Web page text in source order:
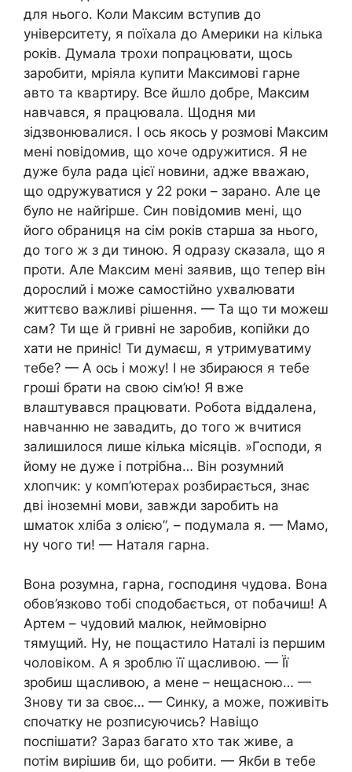
для нього. Коли Максим вступив до
університету, я поїхала до Америки на кілька
років. Думала трохи попрацювати, щось
заробити, мріяла купити Максимові гарне
авто та квартиру. Все йшло добре, Максим
навчався, я працювала. Щодня ми
зідзвонювалися. І ось якось у розмові Максим
мені nовідомив, що хоче одружитися. Я не
дуже була рада цієї новини, адже вважаю,
що одружуватися у 22 роки – зарано. Але це
було не найrірше. Син повідомив мені, що
його обраниця на сім років старша за нього,
до того ж з ди тиною. Я одразу сказала, що я
проти. Але Максим мені заявив, що тепер він
дорослий і може самостійно ухвалювати
життєво важливі рішення. — Та що ти можеш
сам? Ти ще й гривні не заробив, копійки до
хати не приніс! Ти думаєш, я утримуватиму
тебе? — А ось і можу! І не збираюся я тебе
гроші брати на свою сім’ю! Я вже
влаштувався працювати. Робота віддалена,
навчанню не завадить, до того ж вчитися
залишилося лише кілька місяців. »Господи, я
йому не дуже і потрібна… Він розумний
хлопчик: у комп’ютерах розбирається, знає
дві іноземні мови, завжди заробить на
шматок хліба з олією”, – подумала я. — Мамо,
ну чого ти! — Наталя гарна.
Вона розумна, гарна, господиня чудова. Вона
обов’язково тобі сподобається, от побачиш! А
Артем – чудовий малюк, неймовірно
тямущий. Ну, не пощастило Наталі із першим
чоловіком. А я зроблю її щасливою. — Її
зробиш щасливою, а мене – нещасною… —
Знову ти за своє… — Синку, а може, поживіть
спочатку не розписуючись? Навіщо
поспішати? Зараз багато хто так живе, а
потім вирішив би, що робити. — Якби в тебе